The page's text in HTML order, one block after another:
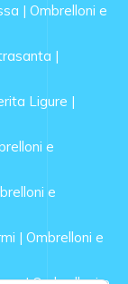
| Ombrelloni e
|
Ligure |
e
e
| Ombrelloni e